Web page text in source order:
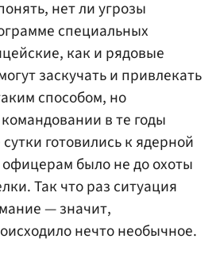
нет ли угрозы
специальных
как и рядовые
заскучать и привлекать
способом, но
в те годы
готовились к ядерной
офицерам было не до охоты
Так что раз ситуация
— значит,
нечто необычное.